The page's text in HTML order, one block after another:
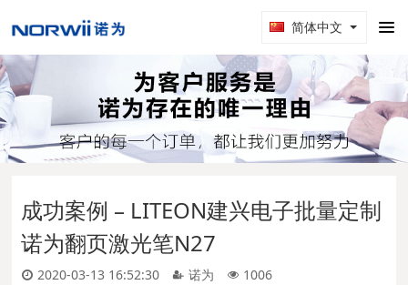
简体中文
成功案例 – LITEON建兴电子批量定制
诺为翻页激光笔N27
2020-03-13 16:52:30 诺为 1006